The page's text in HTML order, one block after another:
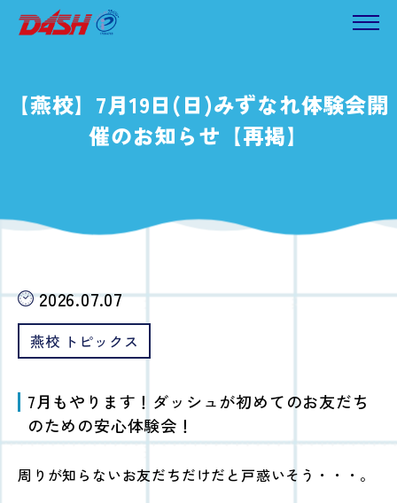
【燕校】7月19日(日)みずなれ体験会開
催のお知らせ【再掲】
2026.07.07
燕校 トピックス
7月もやります！ダッシュが初めてのお友だち
のための安心体験会！
周りが知らないお友だちだけだと戸惑いそう・・・。